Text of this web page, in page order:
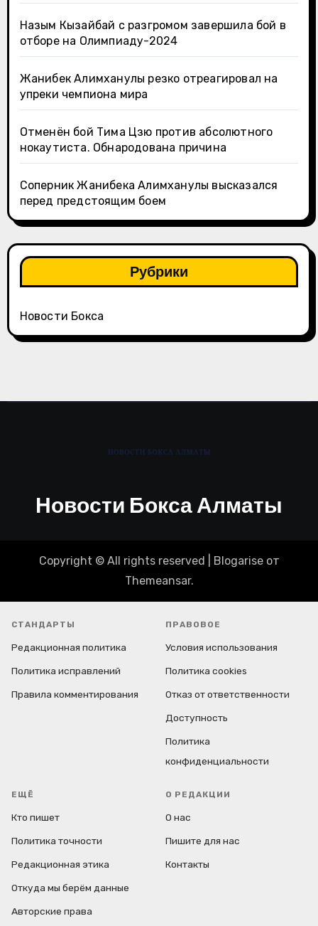
Назым Кызайбай с разгромом завершила бой в
отборе на Олимпиаду-2024
Жанибек Алимханулы резко отреагировал на
упреки чемпиона мира
Отменён бой Тима Цзю против абсолютного
нокаутиста. Обнародована причина
Соперник Жанибека Алимханулы высказался
перед предстоящим боем
Рубрики
Новости Бокса
Новости Бокса Алматы
Copyright © All rights reserved Blogariseот
Themeansar.
СТАНДАРТЫ
Редакционная политика
Политика исправлений
Правила комментирования
ПРАВОВОЕ
Условия использования
Политика cookies
Отказ от ответственности
Доступность
Политика
конфиденциальности
ЕЩЁ
Кто пишет
Политика точности
Редакционная этика
Откуда мы берём данные
Авторские права
О РЕДАКЦИИ
О нас
Пишите для нас
Контакты